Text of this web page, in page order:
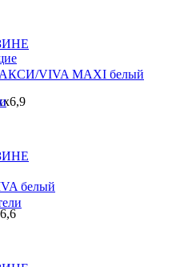
VIVA MAXI белый
белый